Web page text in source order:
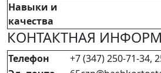
Навыки и
качества
КОНТАКТНАЯ
Телефон
+7 (347) 250-71-34,